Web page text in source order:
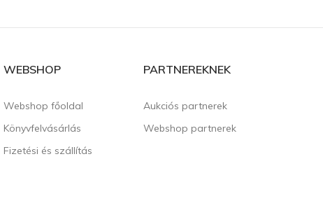
WEBSHOP
Webshop főoldal
Könyvfelvásárlás
Fizetési és szállítás
PARTNEREKNEK
Aukciós partnerek
Webshop partnerek